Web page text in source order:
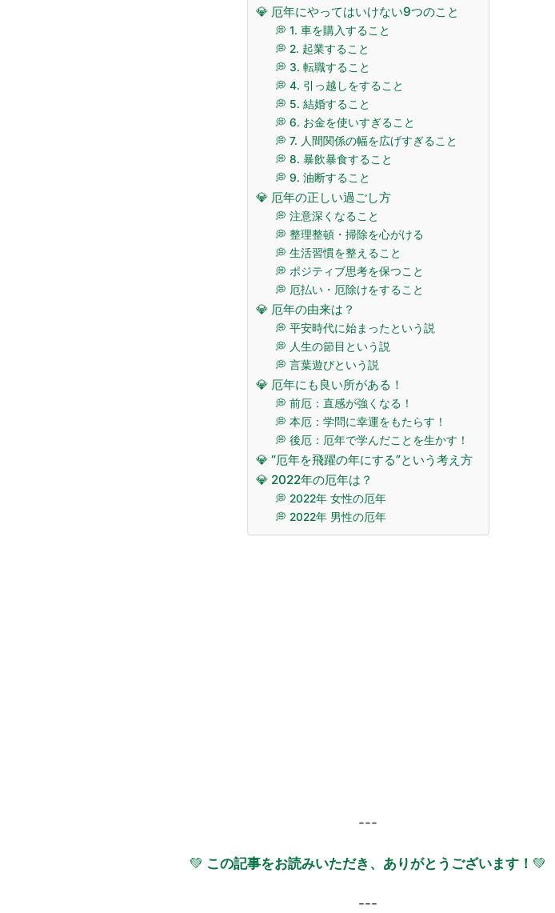
💎 厄年にやってはいけない9つのこと
💭 1. 車を購入すること
💭 2. 起業すること
💭 3. 転職すること
💭 4. 引っ越しをすること
💭 5. 結婚すること
💭 6. お金を使いすぎること
💭 7. 人間関係の幅を広げすぎること
💭 8. 暴飲暴食すること
💭 9. 油断すること
💎 厄年の正しい過ごし方
💭 注意深くなること
💭 整理整頓・掃除を心がける
💭 生活習慣を整えること
💭 ポジティブ思考を保つこと
💭 厄払い・厄除けをすること
💎 厄年の由来は？
💭 平安時代に始まったという説
💭 人生の節目という説
💭 言葉遊びという説
💎 厄年にも良い所がある！
💭 前厄：直感が強くなる！
💭 本厄：学問に幸運をもたらす！
💭 後厄：厄年で学んだことを生かす！
💎 “厄年を飛躍の年にする”という考え方
💎 2022年の厄年は？
💭 2022年 女性の厄年
💭 2022年 男性の厄年
---
💚 この記事をお読みいただき、ありがとうございます！ 💚
---